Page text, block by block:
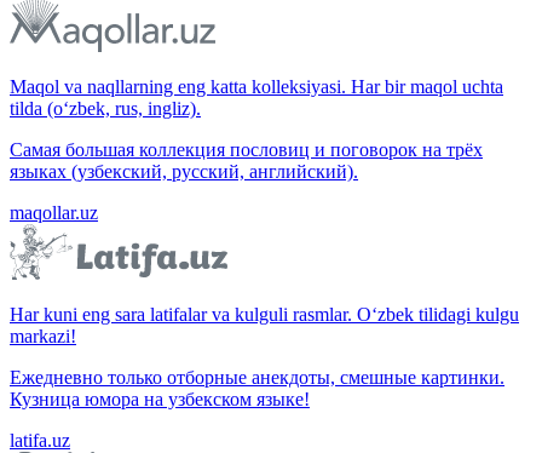
Maqol va naqllarning eng katta kolleksiyasi. Har bir maqol uchta
tilda (o‘zbek, rus, ingliz).
Самая большая коллекция пословиц и поговорок на трёх
языках (узбекский, русский, английский).
maqollar.uz
Har kuni eng sara latifalar va kulguli rasmlar. O‘zbek tilidagi kulgu
markazi!
Ежедневно только отборные анекдоты, смешные картинки.
Кузница юмора на узбекском языке!
latifa.uz